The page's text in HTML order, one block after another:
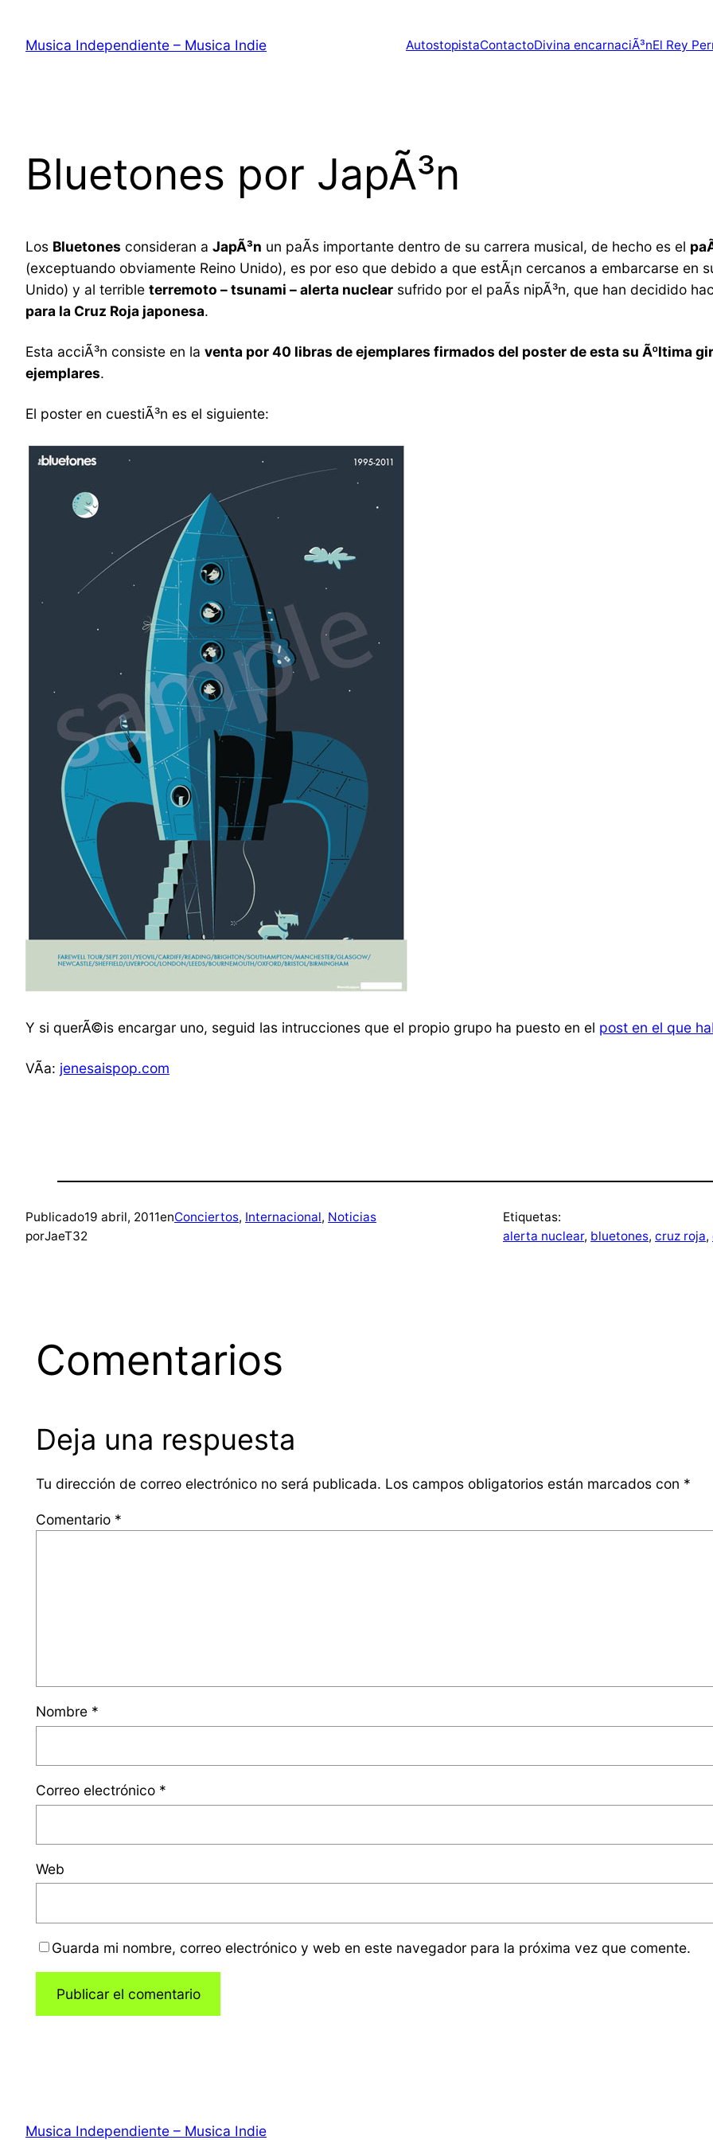
contenido
Musica Independiente – Musica Indie AutostopistaContactoDivina encarnaciÃ³nEl Rey
Bluetones por JapÃ³n
Los Bluetones consideran a JapÃ³n un paÃ­s importante dentro de su carrera musical, de hecho es el
(exceptuando obviamente Reino Unido), es por eso que debido a que estÃ¡n cercanos a embarcarse en
Unido) y al terrible terremoto – tsunami – alerta nuclear sufrido por el paÃ­s nipÃ³n, que han decidido
para la Cruz Roja japonesa.
Esta acciÃ³n consiste en la venta por 40 libras de ejemplares firmados del poster de esta su Ãºltima
ejemplares.
El poster en cuestiÃ³n es el siguiente:
Y si querÃ©is encargar uno, seguid las intrucciones que el propio grupo ha puesto en el post en el que
VÃ­a: jenesaispop.com
Publicado19 abril, 2011enConciertos, Internacional, Noticias
porJaeT32
Etiquetas:
alerta nuclear, bluetones, cruz roja,
Comentarios
Deja una respuesta
Tu dirección de correo electrónico no será publicada. Los campos obligatorios están marcados con *
Comentario *
Nombre *
Correo electrónico *
Web
Guarda mi nombre, correo electrónico y web en este navegador para la próxima vez que comente.
Musica Independiente – Musica Indie